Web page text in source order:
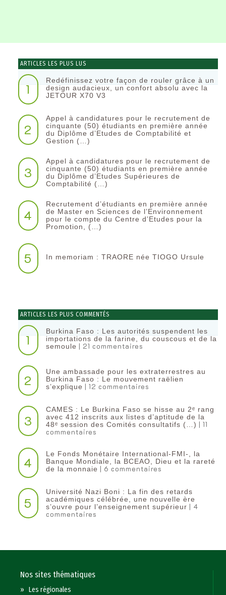
ARTICLES LES PLUS LUS
1
Redéfinissez votre façon de rouler grâce à un
design audacieux, un confort absolu avec la
JETOUR X70 V3
2
Appel à candidatures pour le recrutement de
cinquante (50) étudiants en première année
du Diplôme d’Etudes de Comptabilité et
Gestion (…)
3
Appel à candidatures pour le recrutement de
cinquante (50) étudiants en première année
du Diplôme d’Etudes Supérieures de
Comptabilité (…)
4
Recrutement d’étudiants en première année
de Master en Sciences de l’Environnement
pour le compte du Centre d’Etudes pour la
Promotion, (…)
5 In memoriam : TRAORE née TIOGO Ursule
ARTICLES LES PLUS COMMENTÉS
1
Burkina Faso : Les autorités suspendent les
importations de la farine, du couscous et de la
semoule | 21 commentaires
2
Une ambassade pour les extraterrestres au
Burkina Faso : Le mouvement raëlien
s’explique | 12 commentaires
3
CAMES : Le Burkina Faso se hisse au 2ᵉ rang
avec 412 inscrits aux listes d’aptitude de la
48ᵉ session des Comités consultatifs (…) | 11
commentaires
4
Le Fonds Monétaire International-FMI-, la
Banque Mondiale, la BCEAO, Dieu et la rareté
de la monnaie | 6 commentaires
5
Université Nazi Boni : La fin des retards
académiques célébrée, une nouvelle ère
s’ouvre pour l’enseignement supérieur | 4
commentaires
Nos sites thématiques
»Les régionales